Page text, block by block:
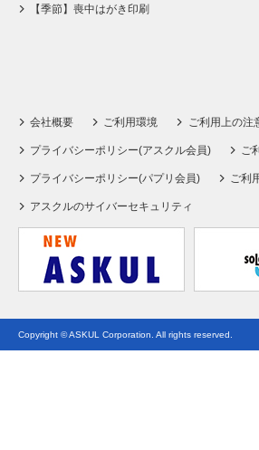
【季節】喪中はがき印刷
会社概要 ご利用環境 ご利用上の注
プライバシーポリシー(アスクル会員) ご
プライバシーポリシー(パプリ会員) ご利
アスクルのサイバーセキュリティ
Copyright © ASKUL Corporation. All rights reserved.